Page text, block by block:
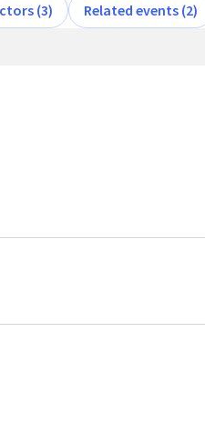
(3) Related events (2)